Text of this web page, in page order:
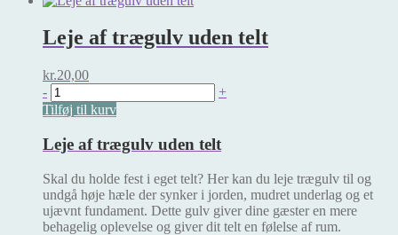
Leje af trægulv uden telt
kr.20,00
- Leje
af
trægulv
uden
telt
+
Tilføj til kurv
Leje af trægulv uden telt
Skal du holde fest i eget telt? Her kan du leje trægulv til og
undgå høje hæle der synker i jorden, mudret underlag og et
ujævnt fundament. Dette gulv giver dine gæster en mere
behagelig oplevelse og giver dit telt en følelse af rum.